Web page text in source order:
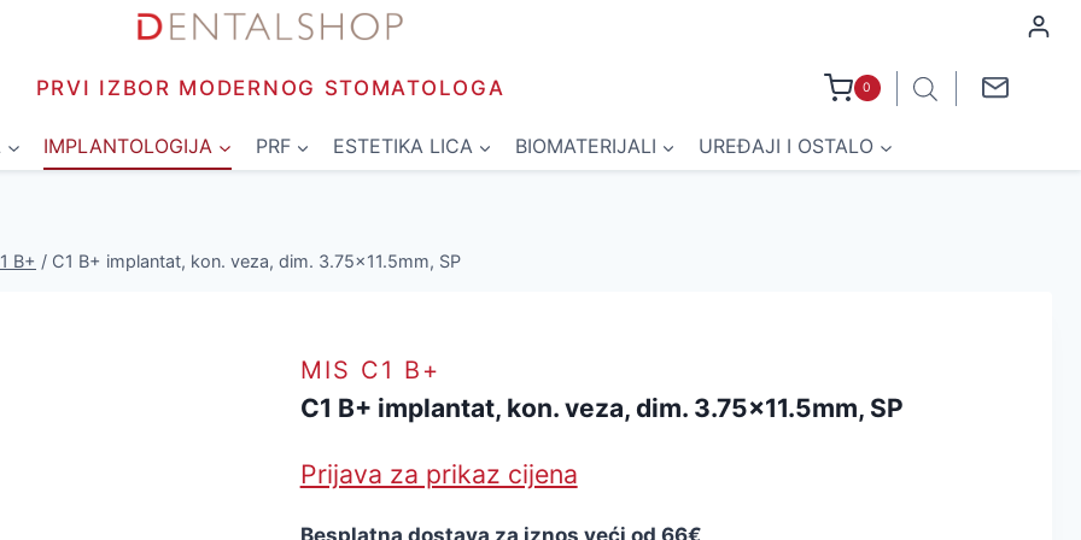
PRVI IZBOR MODERNOG STOMATOLOGA 0
IMPLANTOLOGIJA PRF ESTETIKA LICA BIOMATERIJALI UREĐAJI I OSTALO
B+ / C1 B+ implantat, kon. veza, dim. 3.75×11.5mm, SP
MIS C1 B+
C1 B+ implantat, kon. veza, dim. 3.75×11.5mm, SP
Prijava za prikaz cijena
Besplatna dostava za iznos veći od 66€